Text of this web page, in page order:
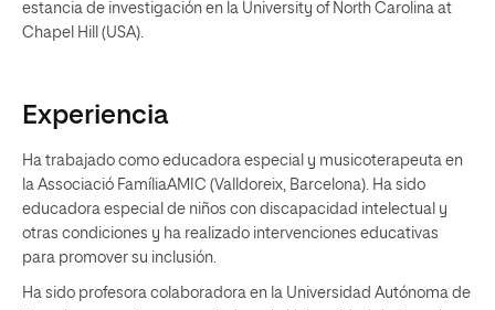
estancia de investigación en la University of North Carolina at
Chapel Hill (USA).
Experiencia
Ha trabajado como educadora especial y musicoterapeuta en
la Associació FamíliaAMIC (Valldoreix, Barcelona). Ha sido
educadora especial de niños con discapacidad intelectual y
otras condiciones y ha realizado intervenciones educativas
para promover su inclusión.
Ha sido profesora colaboradora en la Universidad Autónoma de